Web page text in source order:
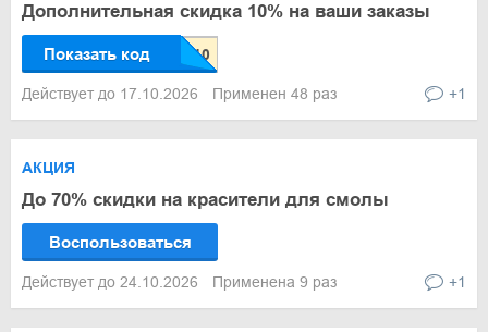
Дополнительная скидка 10% на ваши заказы
Показать код
Действует до 17.10.2026 Применен 48 раз +1
АКЦИЯ
До 70% скидки на красители для смолы
Воспользоваться
Действует до 24.10.2026 Применена 9 раз +1